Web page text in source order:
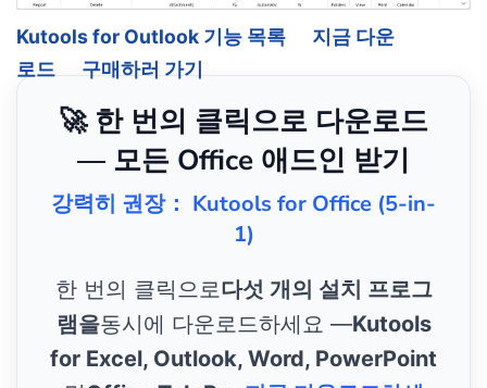
Kutools for Outlook 기능 목록
지금 다운
로드
구매하러 가기
🚀 한 번의 클릭으로 다운로드
— 모든 Office 애드인 받기
강력히 권장： Kutools for Office (5-in-
1)
한 번의 클릭으로다섯 개의 설치 프로그
램을동시에 다운로드하세요 —Kutools
for Excel, Outlook, Word, PowerPoint